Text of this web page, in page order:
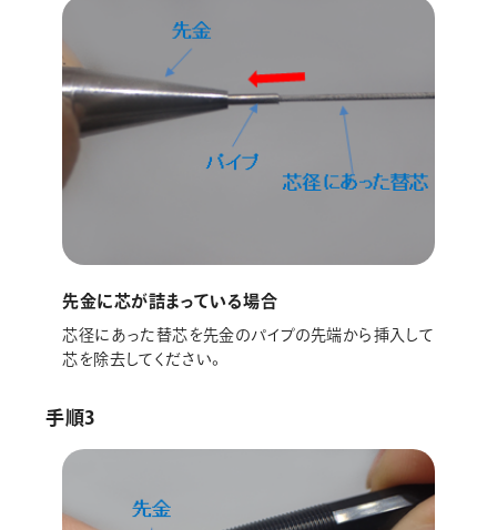
先金に芯が詰まっている場合
芯径にあった替芯を先金のパイプの先端から挿入して
芯を除去してください。
手順3